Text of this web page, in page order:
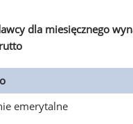
dla miesięcznego
emerytalne